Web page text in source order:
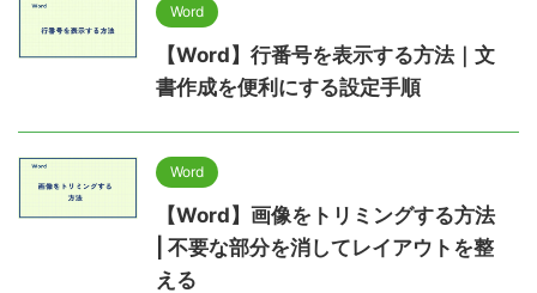
Word
【Word】行番号を表示する方法｜文
書作成を便利にする設定手順
Word
【Word】画像をトリミングする方法
| 不要な部分を消してレイアウトを整
える